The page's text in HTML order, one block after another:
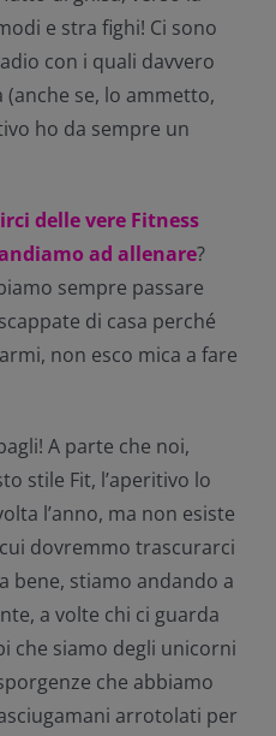
e stra fighi! Ci sono
con i quali davvero
se, lo ammetto,
ho da sempre un
delle vere Fitness
ad allenare?
sempre passare
di casa perché
non esco mica a fare
A parte che noi,
stile Fit, l’aperitivo lo
l’anno, ma non esiste
dovremmo trascurarci
bene, stiamo andando a
a volte chi ci guarda
che siamo degli unicorni
che abbiamo
arrotolati per